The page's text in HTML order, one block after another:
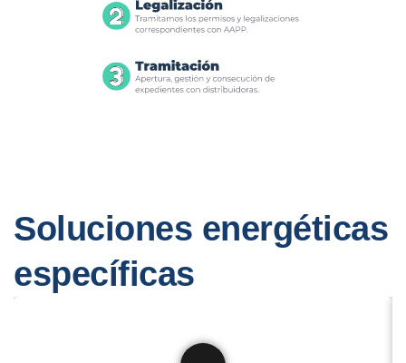
Soluciones energéticas
específicas